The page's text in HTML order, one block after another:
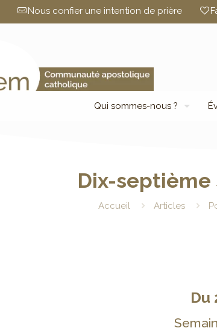
Nous confier une intention de prière
Qui sommes-nous ?
Dix-septième
Accueil Articles
Du